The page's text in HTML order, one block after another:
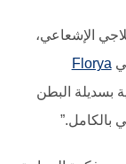
الإشعاعي،
Florya
بسديلة البطن
بالكامل.”